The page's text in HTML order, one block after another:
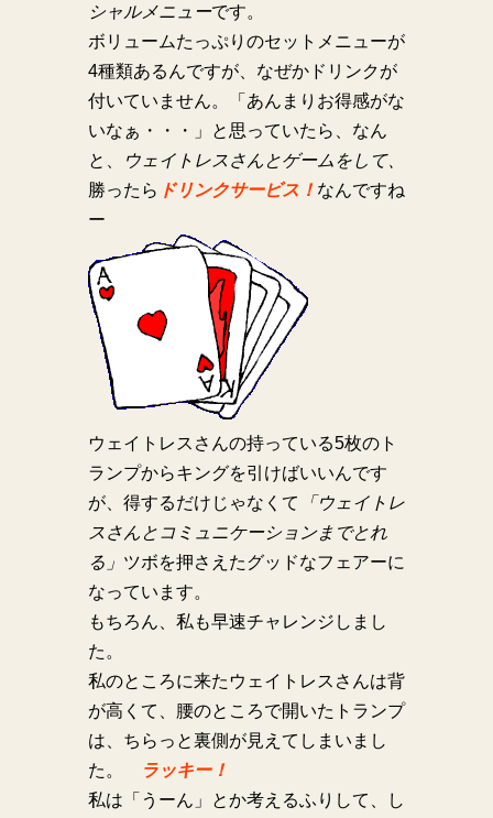
シャルメニューです。
ボリュームたっぷりのセットメニューが
4種類あるんですが、なぜかドリンクが
付いていません。「あんまりお得感がな
いなぁ・・・」と思っていたら、なん
と、
ウェイトレスさんとゲームをして、
勝ったら ドリンクサービス！ なんですね
ー
ウェイトレスさんの持っている5枚のト
ランプからキングを引けばいいんです
が、得するだけじゃなくて 「ウェイトレ
スさんとコミュニケーションまでとれ
る」 ツボを押さえたグッドなフェアーに
なっています。
もちろん、私も早速チャレンジしまし
た。
私のところに来たウェイトレスさんは背
が高くて、腰のところで開いたトランプ
は、ちらっと裏側が見えてしまいまし
た。
ラッキー！
私は「うーん」とか考えるふりして、し